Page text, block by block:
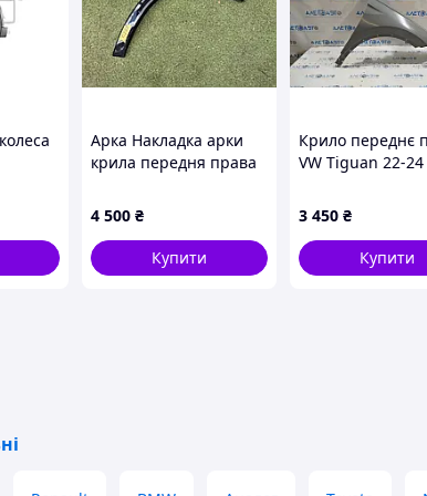
Арка Накладка арки
крила передня права
MERCEDES GLS W167
від2019-2026рр AMG
A1678842400 оригінал
бв
4 500 ₴
Купити
Крило переднє
VW Tiguan 22-
3 450 ₴
Купити